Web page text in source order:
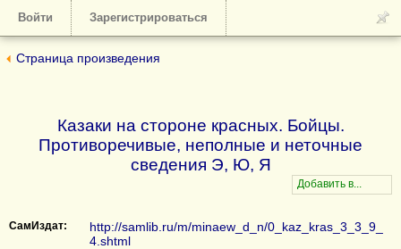
Войти Зарегистрироваться
Страница произведения
Казаки на стороне красных. Бойцы.
Противоречивые, неполные и неточные
сведения Э, Ю, Я
СамИздат:
http://samlib.ru/m/minaew_d_n/0_kaz_kras_3_3_9_
4.shtml